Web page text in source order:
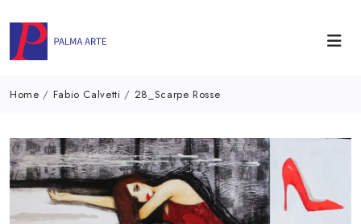
Home / Fabio Calvetti / 28_Scarpe Rosse